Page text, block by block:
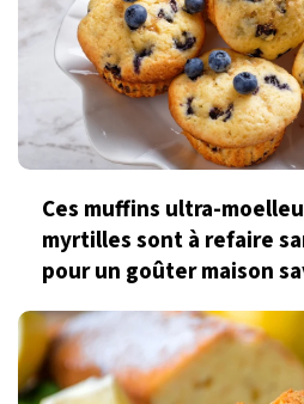
Ces muffins ultra-
myrtilles sont à refaire
pour un goûter maison